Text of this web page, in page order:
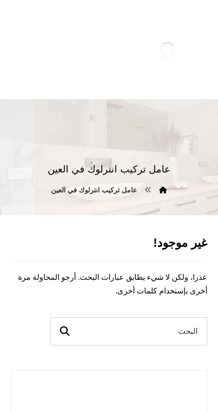
عامل تركيب انترلوك في العين
عامل تركيب انترلوك في العين
غير موجود!
عذرا، ولكن لا شيء يطابق عبارات البحث. أرجو المحاولة مرة
أخرى بإستخدام كلمات أخرى.